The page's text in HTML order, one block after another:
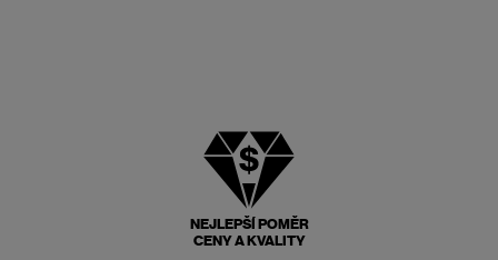
NEJLEPŠÍ POMĚR
CENY A KVALITY